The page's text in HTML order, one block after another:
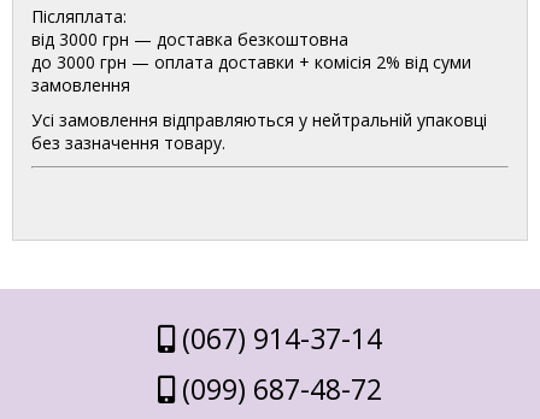
Післяплата:
від 3000 грн — доставка безкоштовна
до 3000 грн — оплата доставки + комісія 2% від суми
замовлення
Усі замовлення відправляються у нейтральній упаковці
без зазначення товару.
(067) 914-37-14
(099) 687-48-72